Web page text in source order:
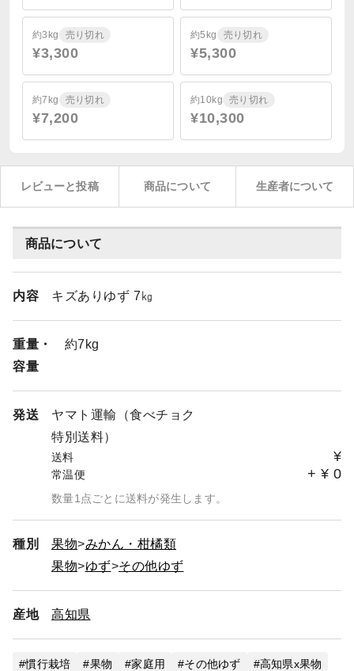
約3kg 売り切れ
¥3,300
約5kg 売り切れ
¥5,300
約7kg 売り切れ
¥7,200
約10kg 売り切れ
¥10,300
レビューと投稿 商品について 生産者について
商品について
内容 キズありゆず 7㎏
重量・
容量
約7kg
発送
ヤマト運輸（食べチョク
特別送料）
送料 ¥
常温便 + ¥ 0
数量1点ごとに送料が発生します。
種別 果物
みかん・柑橘類
果物
ゆず その他ゆず
産地 高知県
慣行栽培 果物 家庭用 その他ゆず
高知県x果物